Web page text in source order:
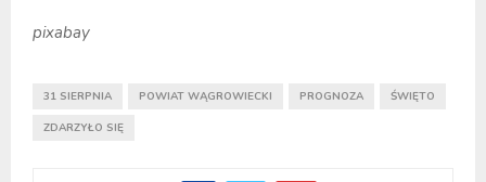
pixabay
31 SIERPNIA POWIAT WĄGROWIECKI PROGNOZA ŚWIĘTO
ZDARZYŁO SIĘ